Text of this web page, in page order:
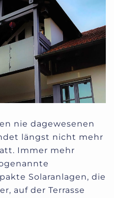
nie dagewesenen
längst nicht mehr
Immer mehr
Solaranlagen, die
auf der Terrasse